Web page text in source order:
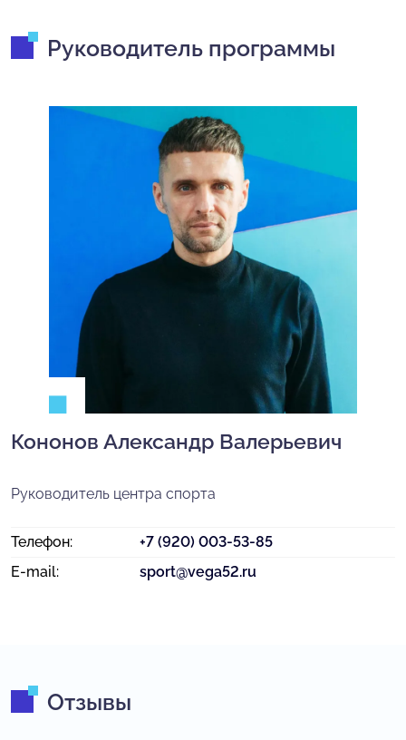
Руководитель программы
Кононов Александр Валерьевич
Руководитель центра спорта
Телефон:
+7 (920) 003-53-85
E-mail:
sport@vega52.ru
Отзывы